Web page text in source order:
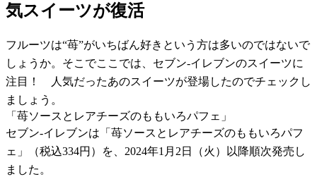
気スイーツが復活
フルーツは“苺”がいちばん好きという方は多いのではないで
しょうか。そこでここでは、セブン-イレブンのスイーツに
注目！ 人気だったあのスイーツが登場したのでチェックし
ましょう。
「苺ソースとレアチーズのももいろパフェ」
セブン-イレブンは「苺ソースとレアチーズのももいろパフ
ェ」（税込334円）を、2024年1月2日（火）以降順次発売し
ました。